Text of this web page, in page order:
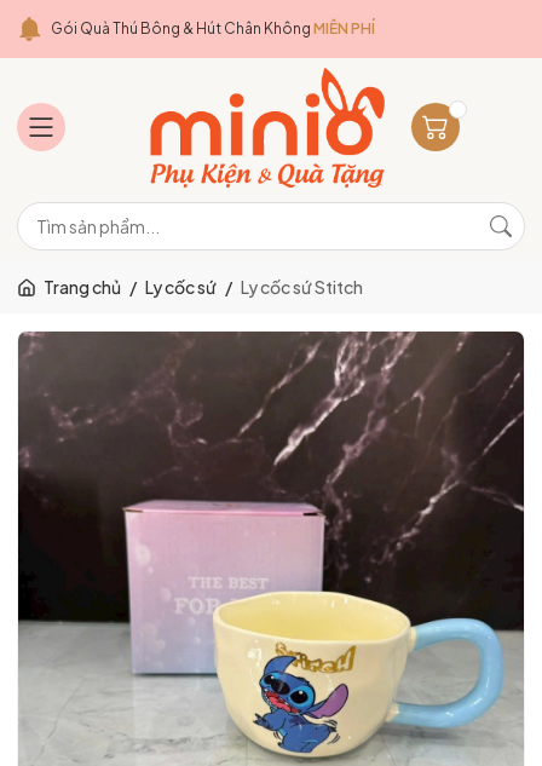
Gói Quà Thú Bông & Hút Chân Không MIỄN PHÍ
Trang chủ / Ly cốc sứ / Ly cốc sứ Stitch